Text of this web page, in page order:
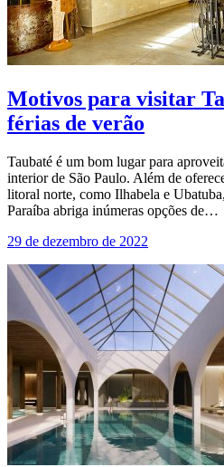
Motivos para visitar
férias de verão
Taubaté é um bom lugar para
interior de São Paulo. Além de
litoral norte, como Ilhabela e
Paraíba abriga inúmeras opções de…
29 de dezembro de 2022